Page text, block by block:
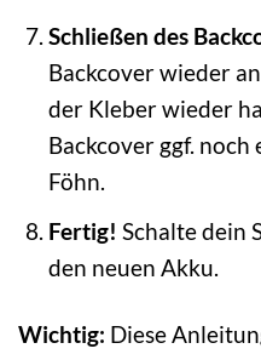
Schließen des
Backcover wieder
der Kleber wieder
Backcover ggf.
Föhn.
Fertig! Schalte dein
den neuen Akku.
Wichtig: Diese